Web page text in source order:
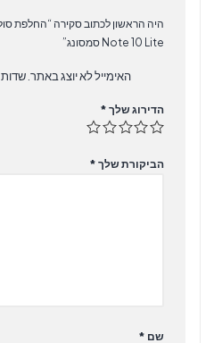
Note 10 Lite סמסונג”
האימייל לא יוצג באתר.
הדירוג שלך *
הביקורת שלך *
שם *